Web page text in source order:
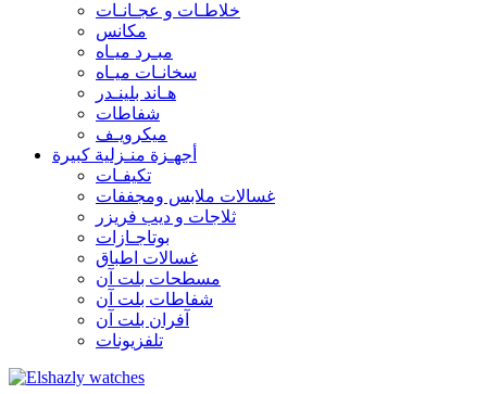
خلاطـات و عجـانـات
مكانس
مبـرد ميـاه
سخانـات ميـاه
هـاند بلينـدر
شفاطات
ميكرويـف
أجهـزة منـزلية كبيرة
تكيفـات
غسالات ملابس ومجففات
ثلاجات و ديب فريزر
بوتاجـازات
غسالات اطباق
مسطحات بلت آن
شفاطات بلت آن
آفران بلت آن
تلفزيونات